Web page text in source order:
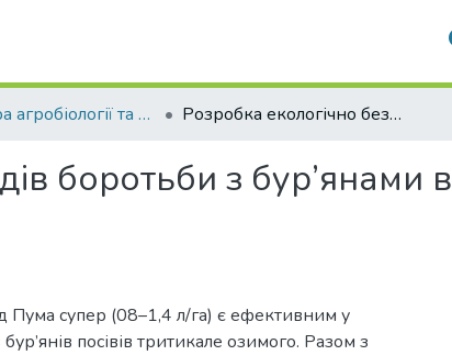
Кафедра агробіології та біохімії Розробка екологічно безпечних заходів боротьби з бур’янами в посівах тритикале озимого
боротьби з бур’янами в
Пума супер (08–1,4 л/га) є ефективним у
посівів тритикале озимого. Разом з